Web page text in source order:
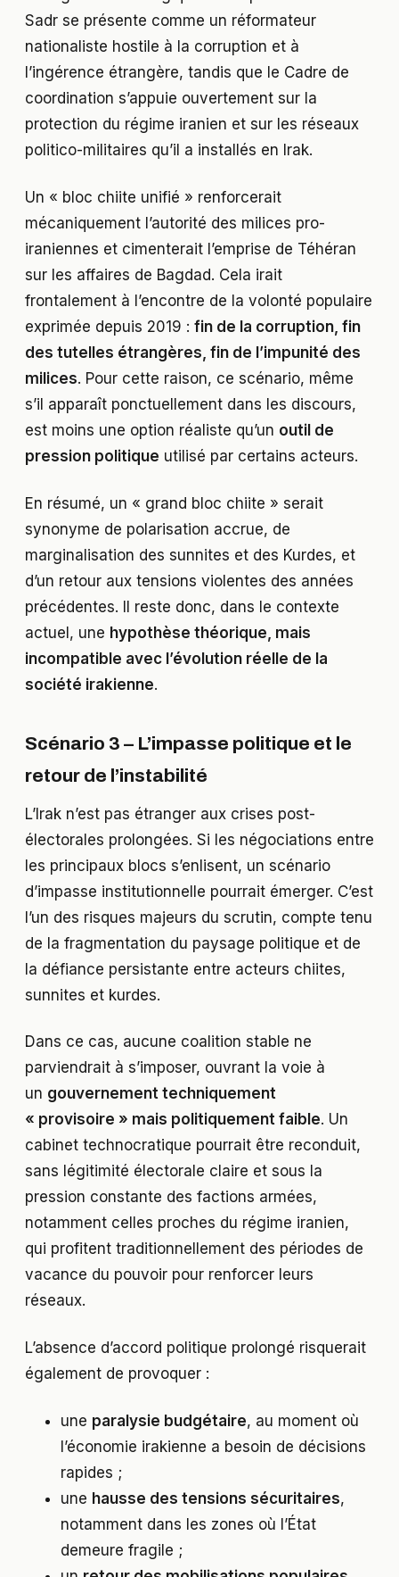
Sadr se présente comme un réformateur
nationaliste hostile à la corruption et à
l’ingérence étrangère, tandis que le Cadre de
coordination s’appuie ouvertement sur la
protection du régime iranien et sur les réseaux
politico-militaires qu’il a installés en Irak.
Un « bloc chiite unifié » renforcerait
mécaniquement l’autorité des milices pro-
iraniennes et cimenterait l’emprise de Téhéran
sur les affaires de Bagdad. Cela irait
frontalement à l’encontre de la volonté populaire
exprimée depuis 2019 : fin de la corruption, fin
des tutelles étrangères, fin de l’impunité des
milices. Pour cette raison, ce scénario, même
s’il apparaît ponctuellement dans les discours,
est moins une option réaliste qu’un outil de
pression politique utilisé par certains acteurs.
En résumé, un « grand bloc chiite » serait
synonyme de polarisation accrue, de
marginalisation des sunnites et des Kurdes, et
d’un retour aux tensions violentes des années
précédentes. Il reste donc, dans le contexte
actuel, une hypothèse théorique, mais
incompatible avec l’évolution réelle de la
société irakienne.
Scénario 3 – L’impasse politique et le
retour de l’instabilité
L’Irak n’est pas étranger aux crises post-
électorales prolongées. Si les négociations entre
les principaux blocs s’enlisent, un scénario
d’impasse institutionnelle pourrait émerger. C’est
l’un des risques majeurs du scrutin, compte tenu
de la fragmentation du paysage politique et de
la défiance persistante entre acteurs chiites,
sunnites et kurdes.
Dans ce cas, aucune coalition stable ne
parviendrait à s’imposer, ouvrant la voie à
un gouvernement techniquement
« provisoire » mais politiquement faible. Un
cabinet technocratique pourrait être reconduit,
sans légitimité électorale claire et sous la
pression constante des factions armées,
notamment celles proches du régime iranien,
qui profitent traditionnellement des périodes de
vacance du pouvoir pour renforcer leurs
réseaux.
L’absence d’accord politique prolongé risquerait
également de provoquer :
une paralysie budgétaire, au moment où
l’économie irakienne a besoin de décisions
rapides ;
une hausse des tensions sécuritaires,
notamment dans les zones où l’État
demeure fragile ;